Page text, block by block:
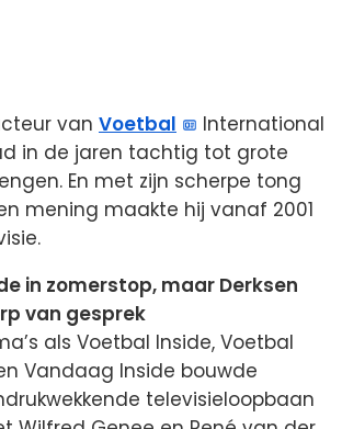
van Voetbal
International
in de jaren tachtig tot grote
En met zijn scherpe tong
mening maakte hij vanaf 2001
in zomerstop, maar Derksen
van gesprek
als Voetbal Inside, Voetbal
Vandaag Inside bouwde
televisieloopbaan